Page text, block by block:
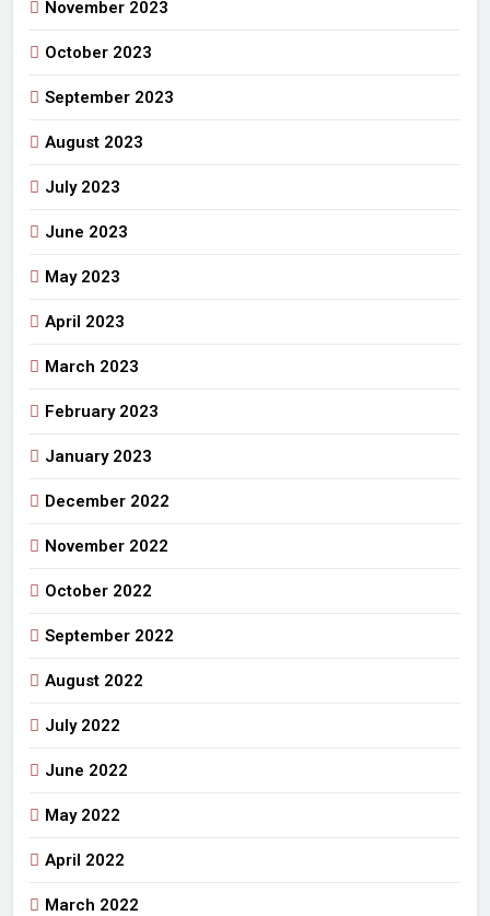
November 2023
October 2023
September 2023
August 2023
July 2023
June 2023
May 2023
April 2023
March 2023
February 2023
January 2023
December 2022
November 2022
October 2022
September 2022
August 2022
July 2022
June 2022
May 2022
April 2022
March 2022